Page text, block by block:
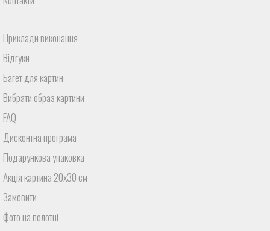
Приклади виконання
Відгуки
Багет для картин
Вибрати образ картини
FAQ
Дисконтна програма
Подарункова упаковка
Акція картина 20х30 см
Замовити
Фото на полотні